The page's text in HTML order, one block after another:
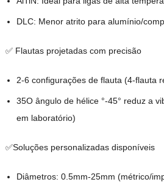
DLC: Menor atrito para alumínio/
✅ Flautas projetadas com precisão
2-6 configurações de flauta (4-flauta
35O ângulo de hélice °-45° reduz a
em laboratório)
✅Soluções personalizadas disponíveis
Diâmetros: 0.5mm-25mm (métrico/